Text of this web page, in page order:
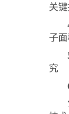
关
子
究